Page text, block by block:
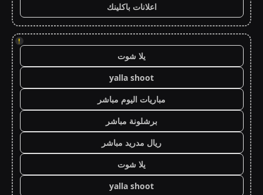
اعلانات باكلينك
!
يلا شوت
yalla shoot
مباريات اليوم مباشر
برشلونة مباشر
ريال مدريد مباشر
يلا شوت
yalla shoot